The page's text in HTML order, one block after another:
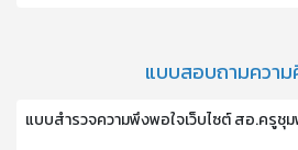
แบบสอบถามความ
แบบสำรวจความพึงพอใจเว็บไซต์ สอ.ครูชุ